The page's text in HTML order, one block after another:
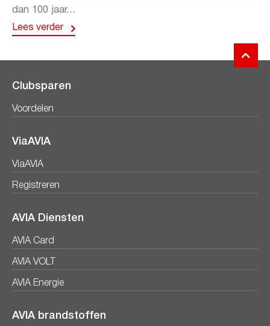
dan 100 jaar...
Lees verder
Clubsparen
Voordelen
ViaAVIA
ViaAVIA
Registreren
AVIA Diensten
AVIA Card
AVIA VOLT
AVIA Energie
AVIA brandstoffen